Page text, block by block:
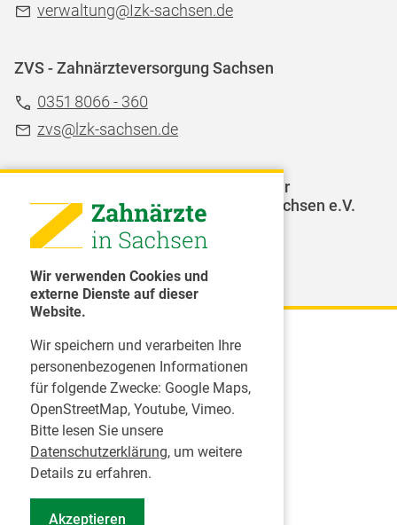
Wir verwenden Cookies und
externe Dienste auf dieser
Website.
Wir speichern und verarbeiten Ihre
personenbezogenen Informationen
für folgende Zwecke: Google Maps,
OpenStreetMap, Youtube, Vimeo.
Bitte lesen Sie unsere
Datenschutzerklärung, um weitere
Details zu erfahren.
Akzeptieren
verwaltung@Izk-sachsen.de
ZVS - Zahnärzteversorgung Sachsen
0351 8066 - 360
zvs@lzk-sachsen.de
LAGZ - Landesarbeitsgemeinschaft für
Jugendzahnpflege des Freistaates Sachsen e.V.
Karriere
Inserate
Praktikum in einer Zahnarztpraxis
Jobs im Zahnärztehaus
Presse
Pressemitteilungen